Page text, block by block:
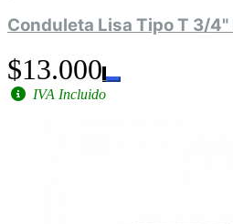
Conduleta Lisa Tipo T 3/4"
$13.000
IVA Incluido